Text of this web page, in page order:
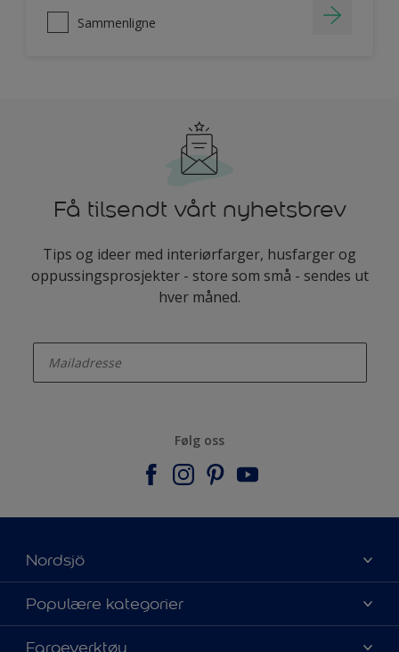
Sammenligne
Få tilsendt vårt nyhetsbrev
Tips og ideer med interiørfarger, husfarger og
oppussingsprosjekter - store som små - sendes ut
hver måned.
Følg oss
Nordsjö
Om Nordsjö
Kontakt oss
Populære kategorier
Finn farge
Fargeverktøy